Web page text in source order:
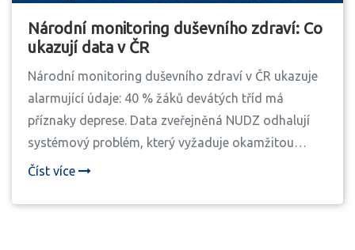
Národní monitoring duševního zdraví: Co
ukazují data v ČR
Národní monitoring duševního zdraví v ČR ukazuje
alarmující údaje: 40 % žáků devátých tříd má
příznaky deprese. Data zveřejněná NUDZ odhalují
systémový problém, který vyžaduje okamžitou
reakci.
Číst více